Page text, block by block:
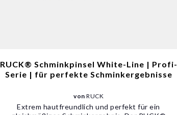
RUCK® Schminkpinsel White-Line | Profi-
Serie | für perfekte Schminkergebnisse
vonRUCK
Extrem hautfreundlich und perfekt für ein